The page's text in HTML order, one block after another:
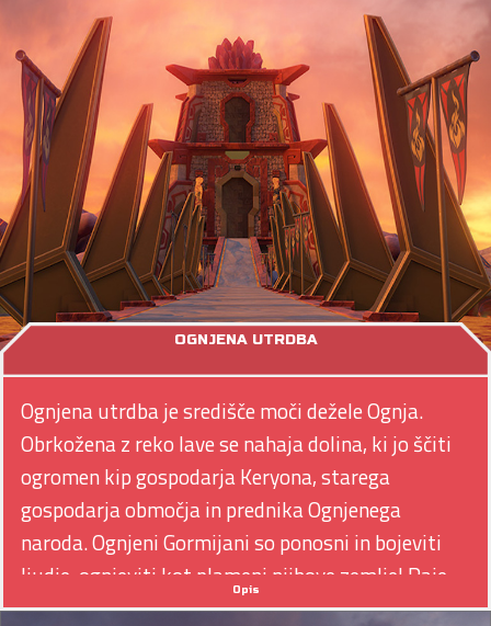
OGNJENA UTRDBA
Ognjena utrdba je središče moči dežele Ognja.
Obrkožena z reko lave se nahaja dolina, ki jo ščiti
ogromen kip gospodarja Keryona, starega
gospodarja območja in prednika Ognjenega
naroda. Ognjeni Gormijani so ponosni in bojeviti
ljudje, ognjeviti kot plameni njihove zemlje! Raje
jih ne izzivajte: hitro se razjezijo!
Opis